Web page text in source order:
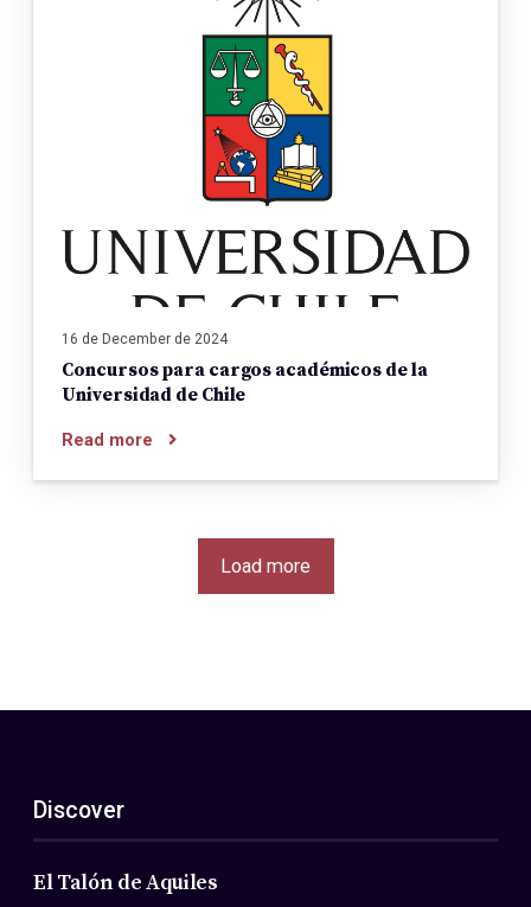
16 de December de 2024
Concursos para cargos académicos de la
Universidad de Chile
Read more
Load more
Discover
El Talón de Aquiles